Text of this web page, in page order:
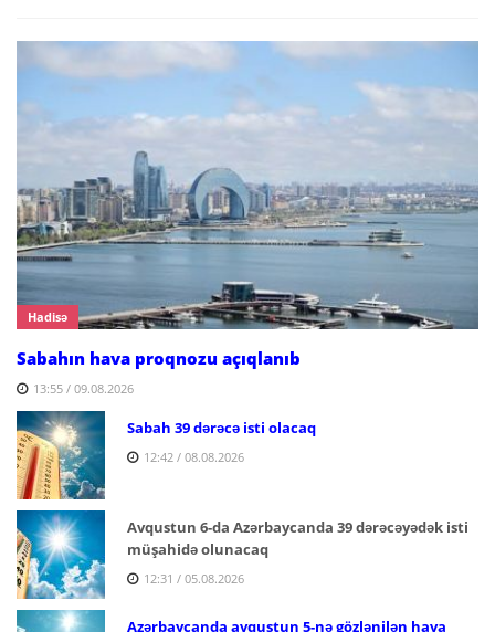
Hadisə
Sabahın hava proqnozu açıqlanıb
13:55 / 09.08.2026
Sabah 39 dərəcə isti olacaq
12:42 / 08.08.2026
Avqustun 6-da Azərbaycanda 39 dərəcəyədək isti
müşahidə olunacaq
12:31 / 05.08.2026
Azərbaycanda avqustun 5-nə gözlənilən hava